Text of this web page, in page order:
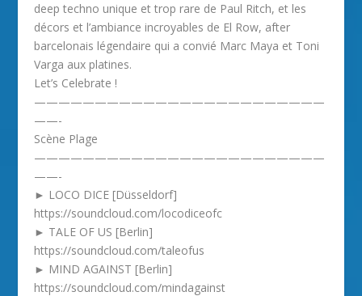
deep techno unique et trop rare de Paul Ritch, et les
décors et l’ambiance incroyables de El Row, after
barcelonais légendaire qui a convié Marc Maya et Toni
Varga aux platines.
Let’s Celebrate !
————————————————————————
——-
Scène Plage
————————————————————————
——-
► LOCO DICE [Düsseldorf]
https://soundcloud.com/locodiceofc
► TALE OF US [Berlin]
https://soundcloud.com/taleofus
► MIND AGAINST [Berlin]
https://soundcloud.com/mindagainst